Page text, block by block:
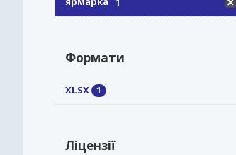
Формати
XLSX 1
Ліцензії